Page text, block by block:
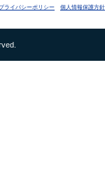
イド セールス スクリプ
ールス トーク スクリプ
ライバシーポリシー 個人情報保護方針